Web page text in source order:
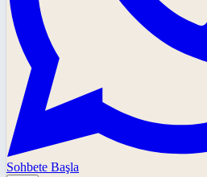
Sohbete Başla